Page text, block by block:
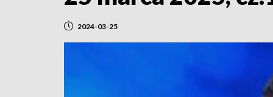
2024-03-25